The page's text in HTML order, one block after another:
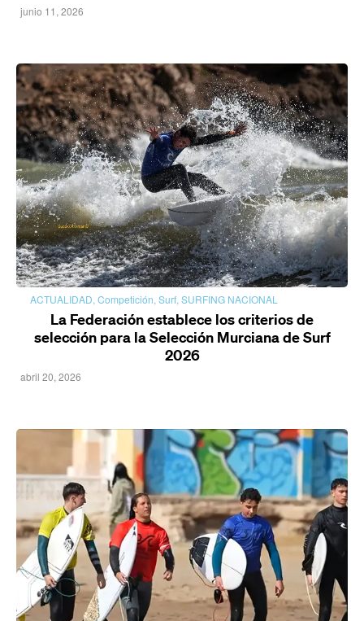
junio 11, 2026
ACTUALIDAD, Competición, Surf, SURFING NACIONAL
La Federación establece los criterios de
selección para la Selección Murciana de Surf
2026
abril 20, 2026